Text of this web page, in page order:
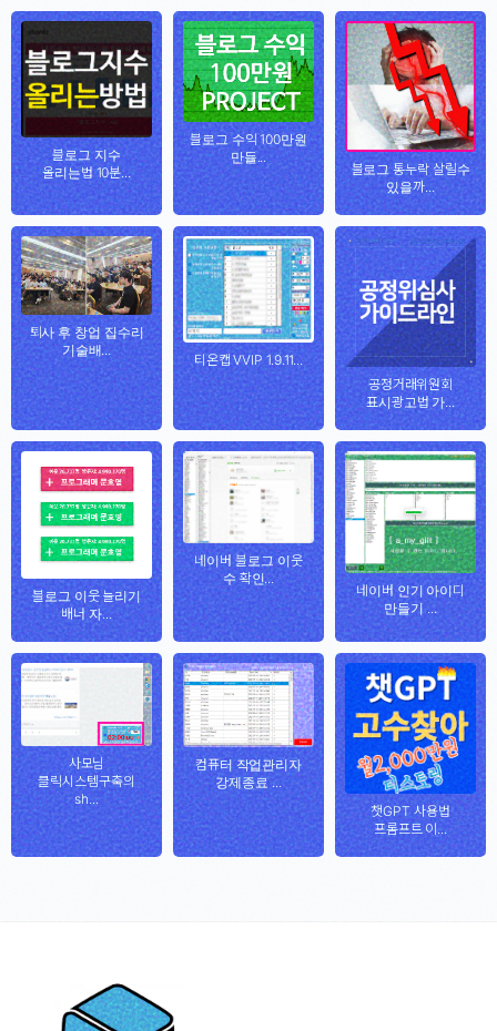
블로그 지수
올리는법 10분...
블로그 수익 100만원
만들...
블로그 통누락 살릴수
있을까...
퇴사 후 창업 집수리
기술배...
티온캡 VVIP 1.9.11...
공정거래위원회
표시광고법 가...
블로그 이웃 늘리기
배너 자...
네이버 블로그 이웃
수 확인...
네이버 인기 아이디
만들기 ...
사모님
클릭시스템구축의
sh...
컴퓨터 작업관리자
강제종료 ...
챗GPT 사용법
프롬프트 이...